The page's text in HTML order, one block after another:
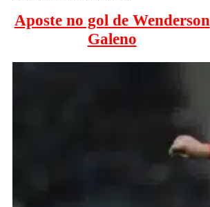
Aposte no gol de Wenderson
Galeno